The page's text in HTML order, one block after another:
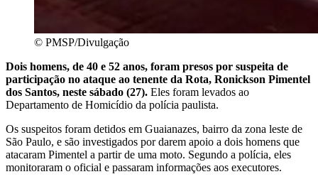
© PMSP/Divulgação
Dois homens, de 40 e 52 anos, foram presos por suspeita de
participação no ataque ao tenente da Rota, Ronickson Pimentel
dos Santos, neste sábado (27). Eles foram levados ao
Departamento de Homicídio da polícia paulista.
Os suspeitos foram detidos em Guaianazes, bairro da zona leste de
São Paulo, e são investigados por darem apoio a dois homens que
atacaram Pimentel a partir de uma moto. Segundo a polícia, eles
monitoraram o oficial e passaram informações aos executores.